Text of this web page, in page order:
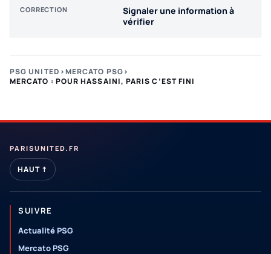
CORRECTION
Signaler une information à
vérifier
PSG UNITED ›MERCATO PSG›
MERCATO : POUR HASSAINI, PARIS C’EST FINI
PARISUNITED.FR
HAUT ↑
SUIVRE
Actualité PSG
Mercato PSG